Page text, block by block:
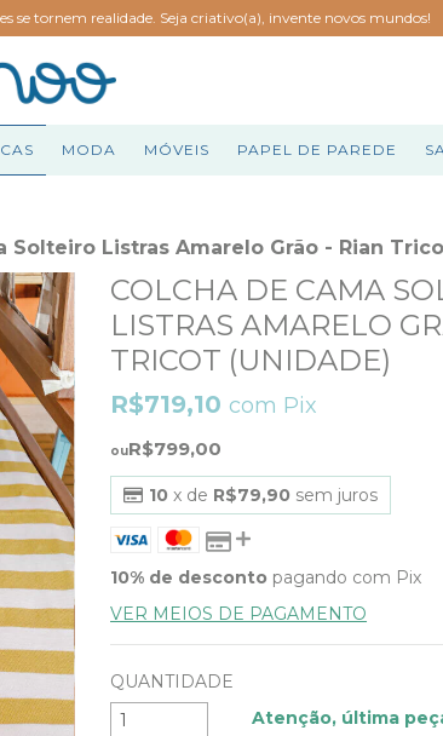
se tornem realidade. Seja criativo(a), invente novos mundos!
MODA MÓVEIS PAPEL DE PAREDE
Solteiro Listras Amarelo Grão - Rian
COLCHA DE CAMA
LISTRAS AMARELO
TRICOT (UNIDADE)
R$799,00
R$719,10 com Pix
10 x de R$79,90 sem juros
10% de desconto pagando com Pix
VER MEIOS DE PAGAMENTO
QUANTIDADE
Atenção, última